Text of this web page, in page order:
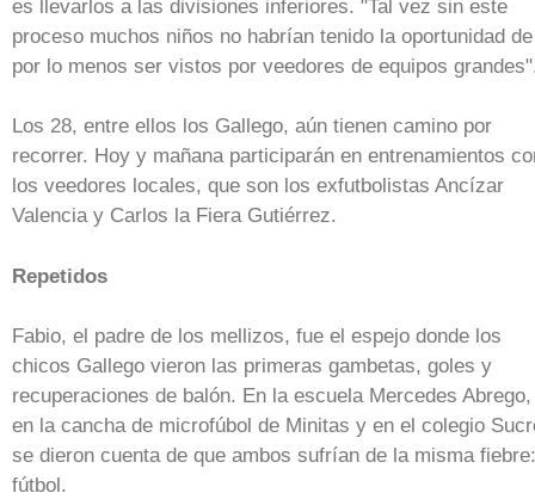
es llevarlos a las divisiones inferiores. "Tal vez sin este
proceso muchos niños no habrían tenido la oportunidad de
por lo menos ser vistos por veedores de equipos
Los 28, entre ellos los Gallego, aún tienen camino por
recorrer. Hoy y mañana participarán en entrenamientos
los veedores locales, que son los exfutbolistas Ancízar
Valencia y Carlos la Fiera Gutiérrez.
Repetidos
Fabio, el padre de los mellizos, fue el espejo donde los
chicos Gallego vieron las primeras gambetas, goles y
recuperaciones de balón. En la escuela Mercedes Abrego,
en la cancha de microfúbol de Minitas y en el colegio
se dieron cuenta de que ambos sufrían de la misma fiebre:
fútbol.